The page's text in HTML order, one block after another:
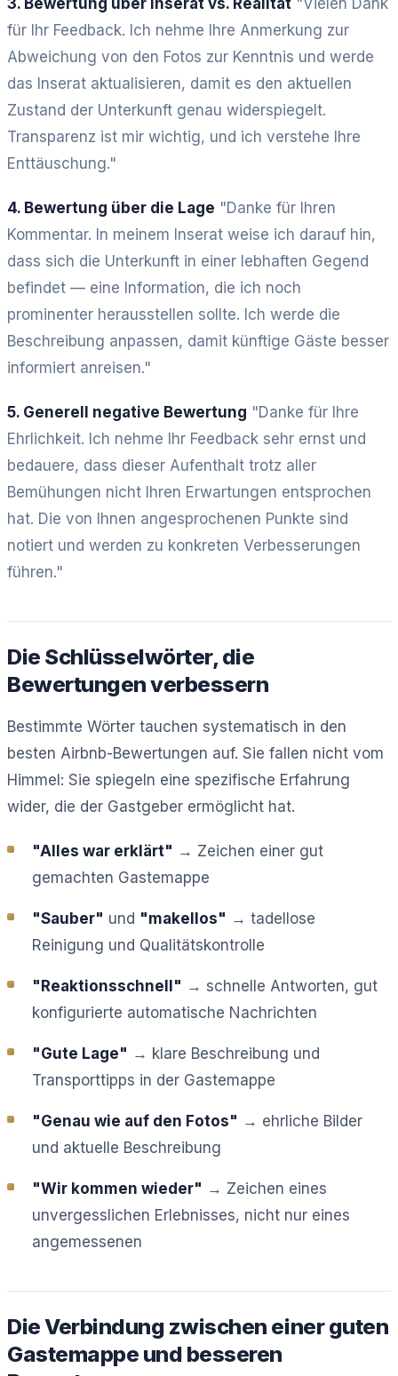
für Ihr Feedback. Ich nehme Ihre Anmerkung zur
Abweichung von den Fotos zur Kenntnis und werde
das Inserat aktualisieren, damit es den aktuellen
Zustand der Unterkunft genau widerspiegelt.
Transparenz ist mir wichtig, und ich verstehe Ihre
Enttäuschung."
4. Bewertung über die Lage "Danke für Ihren
Kommentar. In meinem Inserat weise ich darauf hin,
dass sich die Unterkunft in einer lebhaften Gegend
befindet — eine Information, die ich noch
prominenter herausstellen sollte. Ich werde die
Beschreibung anpassen, damit künftige Gäste besser
informiert anreisen."
5. Generell negative Bewertung "Danke für Ihre
Ehrlichkeit. Ich nehme Ihr Feedback sehr ernst und
bedauere, dass dieser Aufenthalt trotz aller
Bemühungen nicht Ihren Erwartungen entsprochen
hat. Die von Ihnen angesprochenen Punkte sind
notiert und werden zu konkreten Verbesserungen
führen."
Die Schlüsselwörter, die
Bewertungen verbessern
Bestimmte Wörter tauchen systematisch in den
besten Airbnb-Bewertungen auf. Sie fallen nicht vom
Himmel: Sie spiegeln eine spezifische Erfahrung
wider, die der Gastgeber ermöglicht hat.
"Alles war erklärt" → Zeichen einer gut
gemachten Gastemappe
"Sauber" und "makellos" → tadellose
Reinigung und Qualitätskontrolle
"Reaktionsschnell" → schnelle Antworten, gut
konfigurierte automatische Nachrichten
"Gute Lage" → klare Beschreibung und
Transporttipps in der Gastemappe
"Genau wie auf den Fotos" → ehrliche Bilder
und aktuelle Beschreibung
"Wir kommen wieder" → Zeichen eines
unvergesslichen Erlebnisses, nicht nur eines
angemessenen
Die Verbindung zwischen einer guten
Gastemappe und besseren